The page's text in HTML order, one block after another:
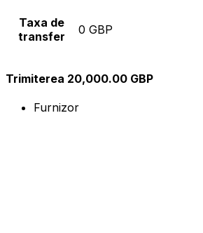
Taxa de
transfer
0 GBP
Trimiterea 20,000.00 GBP
Furnizor